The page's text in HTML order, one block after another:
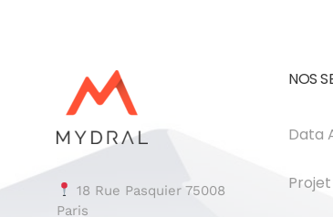
18 Rue Pasquier 75008
Paris
NOS
Data
Projet